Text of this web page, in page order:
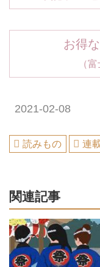
お得
（富
2021-02-08
読みもの 連
関連記事